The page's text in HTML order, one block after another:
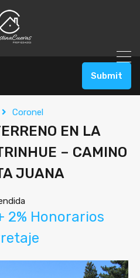
Submit
Coronel
EN LA
– CAMINO
JUANA
2% Honorarios